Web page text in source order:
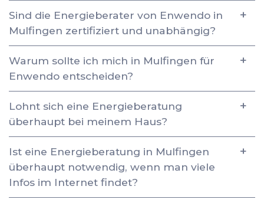
Sind die Energieberater von Enwendo in
Mulfingen zertifiziert und unabhängig?
Warum sollte ich mich in Mulfingen für
Enwendo entscheiden?
Lohnt sich eine Energieberatung
überhaupt bei meinem Haus?
Ist eine Energieberatung in Mulfingen
überhaupt notwendig, wenn man viele
Infos im Internet findet?